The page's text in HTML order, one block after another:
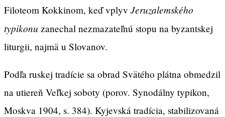
Filoteom Kokkinom, keď vplyv Jeruzalemského
typikonu zanechal nezmazateľnú stopu na byzantskej
liturgii, najmä u Slovanov.
Podľa ruskej tradície sa obrad Svätého plátna obmedzil
na utiereň Veľkej soboty (porov. Synodálny typikon,
Moskva 1904, s. 384). Kyjevská tradícia, stabilizovaná